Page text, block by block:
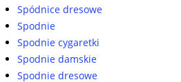
Spódnice dresowe
Spodnie
Spodnie cygaretki
Spodnie damskie
Spodnie dresowe